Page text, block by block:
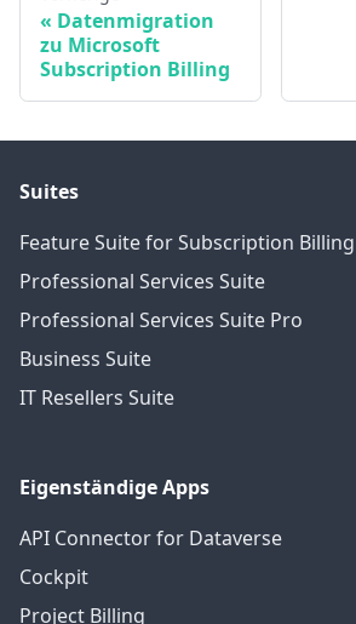
Datenmigration
zu Microsoft
Subscription Billing
Suites
Feature Suite for Subscription Billing
Professional Services Suite
Professional Services Suite Pro
Business Suite
IT Resellers Suite
Eigenständige Apps
API Connector for Dataverse
Cockpit
Project Billing